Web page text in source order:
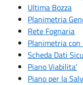
Ultima Bozza
Planimetria
Rete Fognaria
Planimetria
Scheda Dati
Piano Viabilita’
Piano per la